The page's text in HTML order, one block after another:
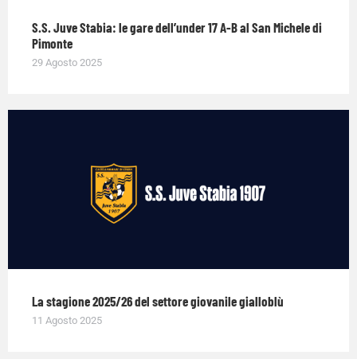
S.S. Juve Stabia: le gare dell’under 17 A-B al San Michele di
Pimonte
29 Agosto 2025
La stagione 2025/26 del settore giovanile gialloblù
11 Agosto 2025